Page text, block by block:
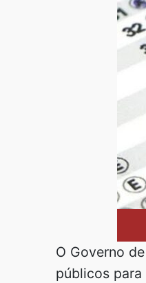
O Governo
públicos para